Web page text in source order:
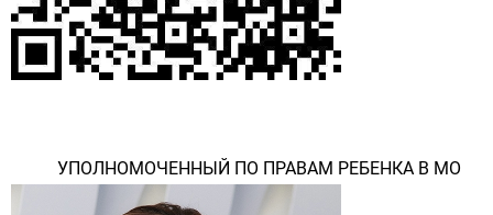
УПОЛНОМОЧЕННЫЙ ПО ПРАВАМ РЕБЕНКА В МО